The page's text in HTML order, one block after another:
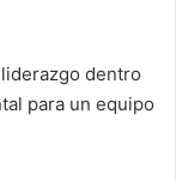
dentro
para un equipo